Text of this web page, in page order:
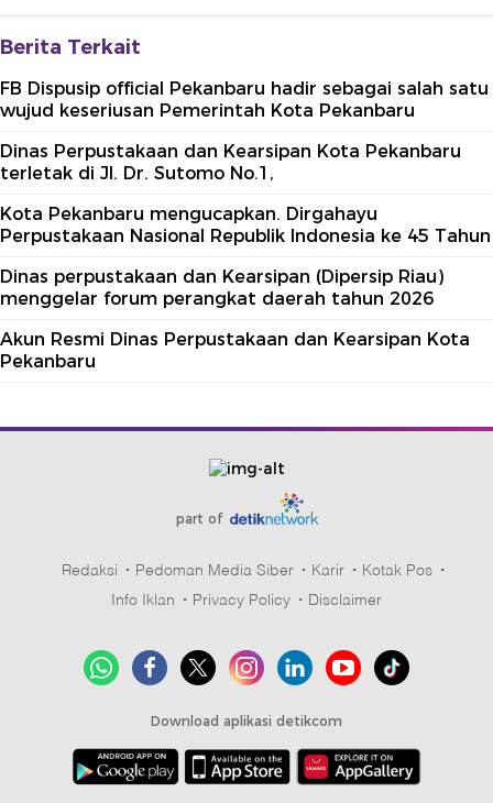
Berita Terkait
FB Dispusip official Pekanbaru hadir sebagai salah satu
wujud keseriusan Pemerintah Kota Pekanbaru
Dinas Perpustakaan dan Kearsipan Kota Pekanbaru
terletak di Jl. Dr. Sutomo No.1,
Kota Pekanbaru mengucapkan. Dirgahayu
Perpustakaan Nasional Republik Indonesia ke 45 Tahun
Dinas perpustakaan dan Kearsipan (Dipersip Riau)
menggelar forum perangkat daerah tahun 2026
Akun Resmi Dinas Perpustakaan dan Kearsipan Kota
Pekanbaru
part of
Redaksi Pedoman Media Siber Karir
Kotak Pos
Info Iklan
Privacy Policy Disclaimer
Download aplikasi detikcom